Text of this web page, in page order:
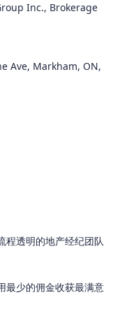
Inc., Brokerage
Ave, Markham, ON,
程透明的地产经纪团队
最少的佣金收获最满意